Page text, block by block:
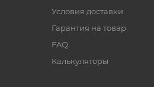
Условия доставки
Гарантия на товар
FAQ
Калькуляторы